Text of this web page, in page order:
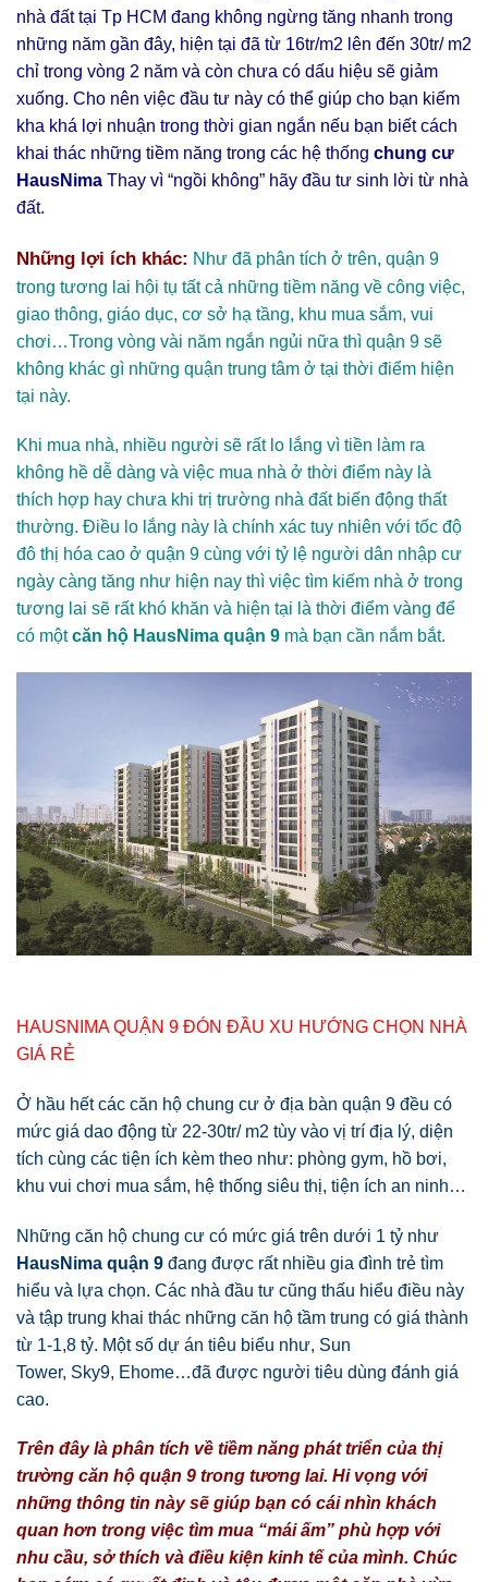
nhà đất tại Tp HCM đang không ngừng tăng nhanh trong
những năm gần đây, hiện tại đã từ 16tr/m2 lên đến 30tr/ m2
chỉ trong vòng 2 năm và còn chưa có dấu hiệu sẽ giảm
xuống. Cho nên việc đầu tư này có thể giúp cho bạn kiếm
kha khá lợi nhuận trong thời gian ngắn nếu bạn biết cách
khai thác những tiềm năng trong các hệ thống chung cư
HausNima Thay vì “ngồi không” hãy đầu tư sinh lời từ nhà
đất.
Những lợi ích khác: Như đã phân tích ở trên, quận 9
trong tương lai hội tụ tất cả những tiềm năng về công việc,
giao thông, giáo dục, cơ sở hạ tầng, khu mua sắm, vui
chơi…Trong vòng vài năm ngắn ngủi nữa thì quận 9 sẽ
không khác gì những quận trung tâm ở tại thời điểm hiện
tại này.
Khi mua nhà, nhiều người sẽ rất lo lắng vì tiền làm ra
không hề dễ dàng và việc mua nhà ở thời điểm này là
thích hợp hay chưa khi trị trường nhà đất biến động thất
thường. Điều lo lắng này là chính xác tuy nhiên với tốc độ
đô thị hóa cao ở quận 9 cùng với tỷ lệ người dân nhập cư
ngày càng tăng như hiện nay thì việc tìm kiếm nhà ở trong
tương lai sẽ rất khó khăn và hiện tại là thời điểm vàng để
có mộtcăn hộ HausNima quận 9 mà bạn cần nắm bắt.
HAUSNIMA QUẬN 9 ĐÓN ĐẦU XU HƯỚNG CHỌN NHÀ
GIÁ RẺ
Ở hầu hết các căn hộ chung cư ở địa bàn quận 9 đều có
mức giá dao động từ 22-30tr/ m2 tùy vào vị trí địa lý, diện
tích cùng các tiện ích kèm theo như: phòng gym, hồ bơi,
khu vui chơi mua sắm, hệ thống siêu thị, tiện ích an ninh…
Những căn hộ chung cư có mức giá trên dưới 1 tỷ như
HausNima quận 9 đang được rất nhiều gia đình trẻ tìm
hiểu và lựa chọn. Các nhà đầu tư cũng thấu hiểu điều này
và tập trung khai thác những căn hộ tầm trung có giá thành
từ 1-1,8 tỷ. Một số dự án tiêu biểu như, Sun
Tower, Sky9, Ehome…đã được người tiêu dùng đánh giá
cao.
Trên đây là phân tích về tiềm năng phát triển của thị
trường căn hộ quận 9 trong tương lai. Hi vọng với
những thông tin này sẽ giúp bạn có cái nhìn khách
quan hơn trong việc tìm mua “mái ấm” phù hợp với
nhu cầu, sở thích và điều kiện kinh tế của mình. Chúc